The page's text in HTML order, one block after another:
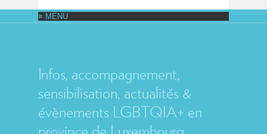
Infos, accompagnement,
sensibilisation, actualités &
évènements LGBTQIA+ en